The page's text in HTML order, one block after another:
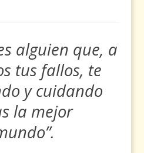
alguien que, a
tus fallos, te
y cuidando
la mejor